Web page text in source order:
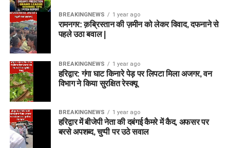
BREAKINGNEWS 1 year ago
रामनगर: क़ब्रिस्तान की ज़मीन को लेकर विवाद, दफनाने से
पहले उठा बवाल |
BREAKINGNEWS 1 year ago
हरिद्वार: गंगा घाट किनारे पेड़ पर लिपटा मिला अजगर, वन
विभाग ने किया सुरक्षित रेस्क्यू
BREAKINGNEWS 1 year ago
हरिद्वार में बीजेपी नेता की दबंगई कैमरे में कैद, अफसर पर
बरसे अपशब्द, चुप्पी पर उठे सवाल